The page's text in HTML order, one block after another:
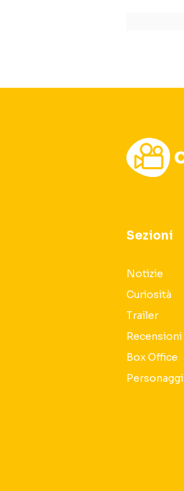
Sezioni
Notizie
Curiosità
Trailer
Recensioni
Box Office
Personaggi